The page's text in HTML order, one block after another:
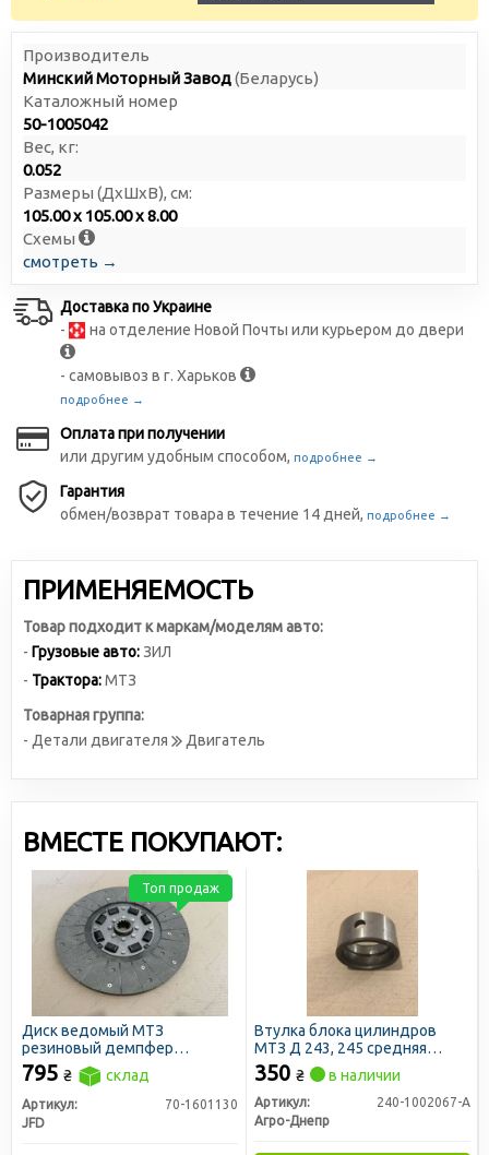
Производитель
Минский Моторный Завод(Беларусь)
Каталожный номер
50-1005042
Вес, кг:
0.052
Размеры (ДxШxВ), см:
105.00 x 105.00 x 8.00
Схемы
смотреть →
Доставка по Украине
-
на отделение Новой Почты или курьером до двери
- самовывоз в г. Харьков
подробнее →
Оплата при получении
или другим удобным способом, подробнее →
Гарантия
обмен/возврат товара в течение 14 дней, подробнее →
ПРИМЕНЯЕМОСТЬ
Товар подходит к маркам/моделям авто:
- Грузовые авто: ЗИЛ
- Трактора:МТЗ
Товарная группа:
- Детали двигателя
Двигатель
ВМЕСТЕ ПОКУПАЮТ:
Диск ведомый МТЗ
резиновый демпфер
(асбестовые накладки) (пр-во
JFD)
795 ₴ склад
Артикул:
70-1601130
JFD
Топ продаж
Втулка блока цилиндров
МТЗ Д 243, 245 средняя
(распредвала) (пр-во
Украина)
350 ₴ в наличии
Артикул:
240-1002067-А
Агро-Днепр